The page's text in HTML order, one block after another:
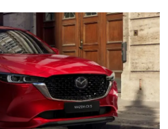
עיצוב ייחודיים עבור חבילות העיצוב
להענקת תמיכה עדיפה ביחס לדגם היוצא,
חומרי בידוד רעשים.